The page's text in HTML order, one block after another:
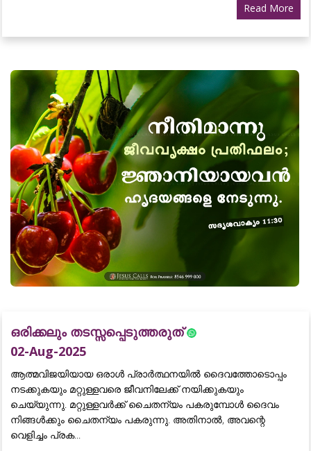
Read More
ഒരിക്കലും തടസ്സപ്പെടുത്തരുത്
02-Aug-2025
ആത്മവിജയിയായ ഒരാൾ പ്രാർത്ഥനയിൽ ദൈവത്തോടൊപ്പം
നടക്കുകയും മറ്റുള്ളവരെ ജീവനിലേക്ക് നയിക്കുകയും
ചെയ്യുന്നു. മറ്റുള്ളവർക്ക് ചൈതന്യം പകരുമ്പോൾ ദൈവം
നിങ്ങൾക്കും ചൈതന്യം പകരുന്നു. അതിനാൽ, അവന്റെ
വെളിച്ചം പ്രക...